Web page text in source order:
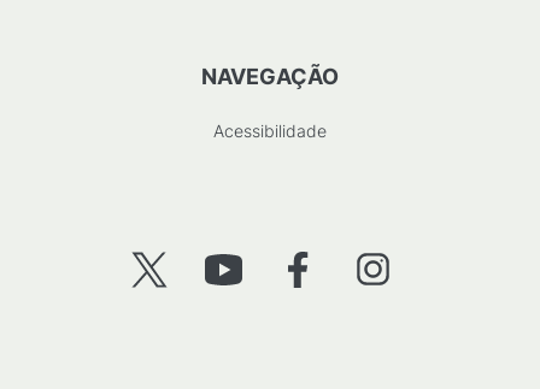
NAVEGAÇÃO
Acessibilidade